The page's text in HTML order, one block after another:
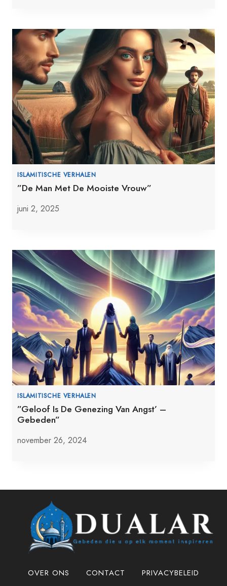
ISLAMITISCHE VERHALEN
”De Man Met De Mooiste Vrouw”
juni 2, 2025
ISLAMITISCHE VERHALEN
”Geloof Is De Genezing Van Angst’ –
Gebeden”
november 26, 2024
OVER ONS CONTACT
PRIVACYBELEID